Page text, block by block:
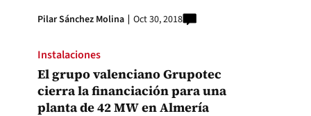
Pilar Sánchez Molina Oct 30, 2018
Instalaciones
El grupo valenciano Grupotec
cierra la financiación para una
planta de 42 MW en Almería